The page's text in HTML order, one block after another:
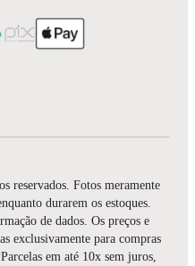
reservados. Fotos meramente
durarem os estoques.
de dados. Os preços e
exclusivamente para compras
em até 10x sem juros,